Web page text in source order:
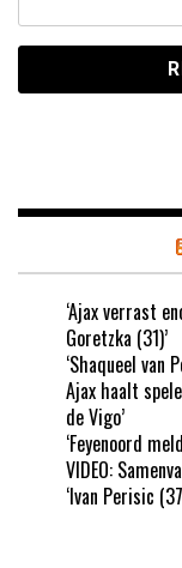
‘Ajax verrast
Goretzka (31)’
‘Shaqueel van
Ajax haalt
de Vigo’
‘Feyenoord
VIDEO:
‘Ivan Perisic